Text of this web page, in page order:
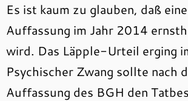
Es ist kaum zu glauben, daß
Auffassung im Jahr 2014
wird. Das Läpple-Urteil erging
Psychischer Zwang sollte nach
Auffassung des BGH den